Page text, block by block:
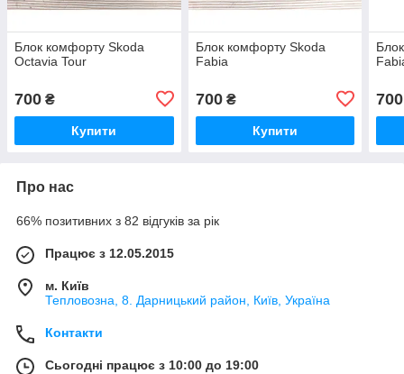
Блок комфорту Skoda
Octavia Tour
700 ₴
Купити
Блок комфорту Skoda
Fabia
700₴
Купити
700
Про нас
66% позитивних з 82 відгуків за рік
Працює з 12.05.2015
м. Київ
Тепловозна, 8. Дарницький район, Київ, Україна
Контакти
Сьогодні працює з 10:00 до 19:00